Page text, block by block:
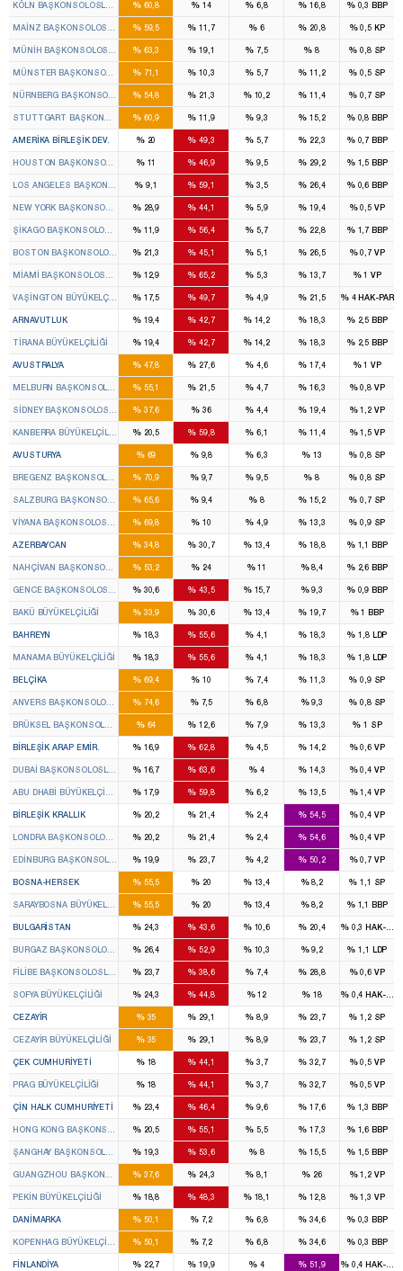
KÖLN BAŞKONSOLOSLUĞU %60,8 % 14 % 6,8 % 16,8 %0,3 BBP
MAINZ BAŞKONSOLOSLUĞU %59,5 % 11,7 %6 % 20,8 %0,5 KP
MÜNIH BAŞKONSOLOSLUĞU %63,3 % 19,1 % 7,5 % 8 % 0,8 SP
MÜNSTER BAŞKONSOLOSLUĞU
%71,1 % 10,3 % 5,7 % 11,2 % 0,5 SP
NÜRNBERG BAŞKONSOLOSLUĞU
%54,8 % 21,3 %10,2 % 11,4 % 0,7 SP
STUTTGART BAŞKONSOLOSLUĞU
%60,9 % 11,9 % 9,3 % 15,2 %0,8 BBP
AMERIKA BIRLEŞIK DEV. %20 % 49,3 % 5,7 % 22,3 %0,7 BBP
HOUSTON BAŞKONSOLOSLUĞU
%11 % 46,9 % 9,5 % 29,2 %1,5 BBP
LOS ANGELES BAŞKONSOLOSLUĞU
% 9,1 % 59,1 % 3,5 % 26,4 %0,6 BBP
NEW YORK BAŞKONSOLOSLUĞU
%28,9 % 44,1 % 5,9 % 19,4 %0,5VP
ŞIKAGO BAŞKONSOLOSLUĞU%11,9 % 56,4 % 5,7 % 22,8 %1,7 BBP
BOSTON BAŞKONSOLOSLUĞU%21,3 % 45,1 % 5,1 % 26,5 %0,7VP
MIAMI BAŞKONSOLOSLUĞU %12,9 % 65,2 % 5,3 % 13,7 %1VP
VAŞINGTON BÜYÜKELÇILIĞI %17,5 % 49,7 % 4,9 % 21,5 %4 HAK-PAR
ARNAVUTLUK %19,4 % 42,7 %14,2 % 18,3 %2,5 BBP
TIRANA BÜYÜKELÇILIĞI %19,4 % 42,7 %14,2 % 18,3 %2,5 BBP
AVUSTRALYA %47,8 % 27,6 % 4,6 % 17,4 %1VP
MELBURN BAŞKONSOLOSLUĞU
%55,1 % 21,5 % 4,7 % 16,3 %0,8VP
SIDNEY BAŞKONSOLOSLUĞU %37,6 % 36 % 4,4 % 19,4 %1,2VP
KANBERRA BÜYÜKELÇILIĞI %20,5 % 59,8 % 6,1 % 11,4 %1,5VP
AVUSTURYA %69 %9,8 % 6,3 %13 % 0,8 SP
BREGENZ BAŞKONSOLOSLUĞU
%70,9 %9,7 % 9,5 % 8 % 0,8 SP
SALZBURG BAŞKONSOLOSLUĞU
%65,6 %9,4 %8 % 15,2 % 0,7 SP
VIYANA BAŞKONSOLOSLUĞU %69,8 % 10 % 4,9 % 13,3 % 0,9 SP
AZERBAYCAN %34,8 % 30,7 %13,4 % 18,8 %1,1 BBP
NAHÇIVAN BAŞKONSOLOSLUĞU
%53,2 % 24 %11 %8,4 %2,6 BBP
GENCE BAŞKONSOLOSLUĞU %30,6 % 43,5 %15,7 %9,3 %0,9 BBP
BAKÜ BÜYÜKELÇILIĞI %33,9 % 30,6 %13,4 % 19,7 %1 BBP
BAHREYN %18,3 % 55,6 % 4,1 % 18,3 % 1,8 LDP
MANAMA BÜYÜKELÇILIĞI %18,3 % 55,6 % 4,1 % 18,3 % 1,8 LDP
BELÇIKA %69,4 % 10 % 7,4 % 11,3 % 0,9 SP
ANVERS BAŞKONSOLOSLUĞU%74,6 %7,5 % 6,8 %9,3 % 0,8 SP
BRÜKSEL BAŞKONSOLOSLUĞU%64 % 12,6 % 7,9 % 13,3 %1 SP
BIRLEŞIK ARAP EMIR. %16,9 % 62,8 % 4,5 % 14,2 %0,6VP
DUBAI BAŞKONSOLOSLUĞU %16,7 % 63,6 %4 % 14,3 %0,4VP
ABU DHABI BÜYÜKELÇILIĞI %17,9 % 59,8 % 6,2 % 13,5 %1,4VP
BIRLEŞIK KRALLIK %20,2 % 21,4 % 2,4 % 54,5 %0,4VP
LONDRA BAŞKONSOLOSLUĞU%20,2 % 21,4 % 2,4 % 54,6 %0,4VP
EDINBURG BAŞKONSOLOSLUĞU
%19,9 % 23,7 % 4,2 % 50,2 %0,7VP
BOSNA-HERSEK %55,5 % 20 %13,4 %8,2 % 1,1 SP
SARAYBOSNA BÜYÜKELÇILIĞI %55,5 % 20 %13,4 %8,2 %1,1 BBP
BULGARISTAN %24,3 % 43,6 %10,6 % 20,4 %0,3 HAK-PAR
BURGAZ BAŞKONSOLOSLUĞU%26,4 % 52,9 %10,3 %9,2 % 1,1 LDP
FILIBE BAŞKONSOLOSLUĞU %23,7 % 38,6 % 7,4 % 28,8 %0,6VP
SOFYA BÜYÜKELÇILIĞI %24,3 % 44,8 %12 %18 %0,4 HAK-PAR
CEZAYIR %35 % 29,1 % 8,9 % 23,7 % 1,2 SP
CEZAYIR BÜYÜKELÇILIĞI %35 % 29,1 % 8,9 % 23,7 % 1,2 SP
ÇEK CUMHURIYETI %18 % 44,1 % 3,7 % 32,7 %0,5VP
PRAG BÜYÜKELÇILIĞI %18 % 44,1 % 3,7 % 32,7 %0,5VP
ÇIN HALK CUMHURIYETI %23,4 % 46,4 % 9,6 % 17,6 %1,3 BBP
HONG KONG BAŞKONSOLOSLUĞU
%20,5 % 55,1 % 5,5 % 17,3 %1,6 BBP
ŞANGHAY BAŞKONSOLOSLUĞU
%19,3 % 53,6 %8 % 15,5 %1,5 BBP
GUANGZHOU BAŞKONSOLOSLUĞU
%37,6 % 24,3 % 8,1 %26 %1,2VP
PEKIN BÜYÜKELÇILIĞI %18,8 % 48,3 %18,1 % 12,8 %1,3VP
DANIMARKA %50,1 %7,2 % 6,8 % 34,6 %0,3 BBP
KOPENHAG BÜYÜKELÇILIĞI %50,1 %7,2 % 6,8 % 34,6 %0,3 BBP
FINLANDIYA %22,7 % 19,9 %4 % 51,9 %0,4 HAK-PAR